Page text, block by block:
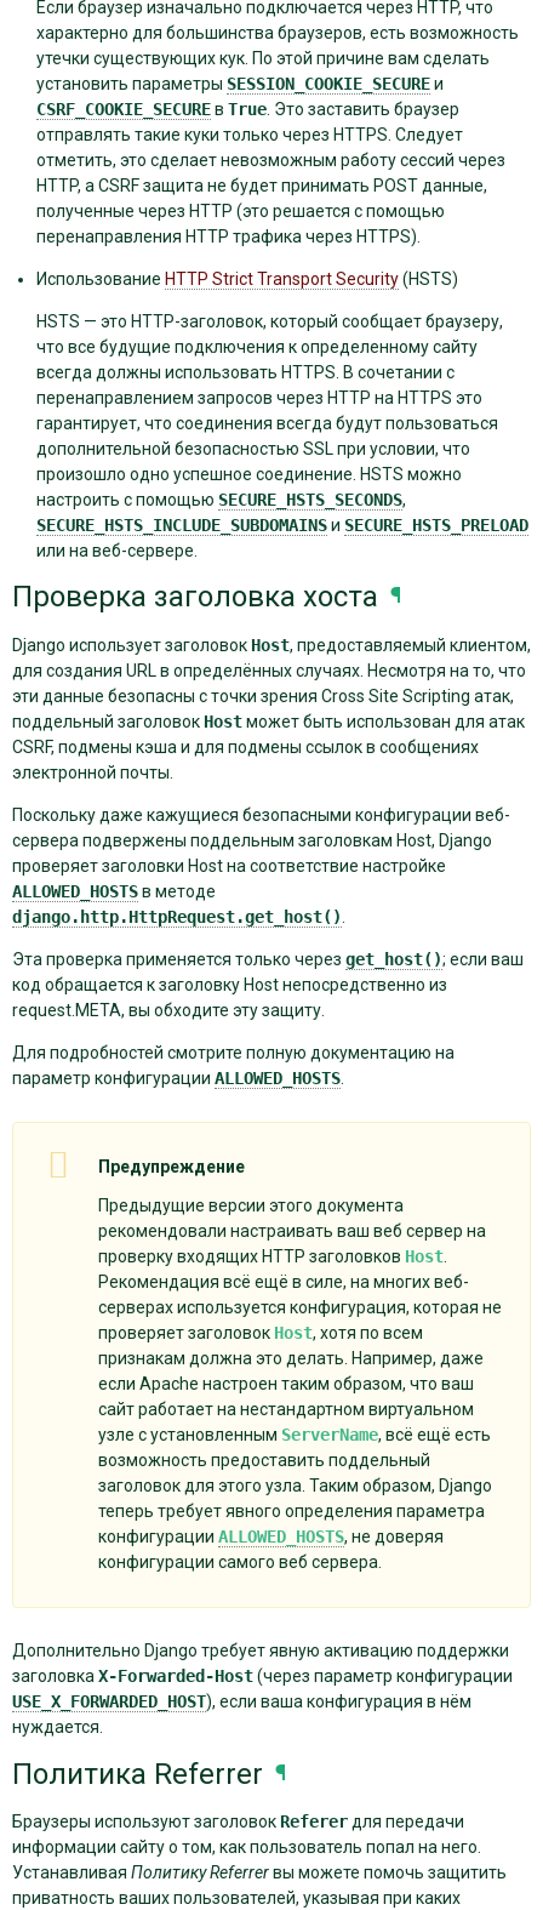
Если браузер изначально подключается через HTTP, что
характерно для большинства браузеров, есть возможность
утечки существующих кук. По этой причине вам сделать
установить параметры SESSION_COOKIE_SECUREи
CSRF_COOKIE_SECUREв True . Это заставить браузер
отправлять такие куки только через HTTPS. Следует
отметить, это сделает невозможным работу сессий через
HTTP, а CSRF защита не будет принимать POST данные,
полученные через HTTP (это решается с помощью
перенаправления HTTP трафика через HTTPS).
Использование HTTP Strict Transport Security(HSTS)
HSTS — это HTTP-заголовок, который сообщает браузеру,
что все будущие подключения к определенному сайту
всегда должны использовать HTTPS. В сочетании с
перенаправлением запросов через HTTP на HTTPS это
гарантирует, что соединения всегда будут пользоваться
дополнительной безопасностью SSL при условии, что
произошло одно успешное соединение. HSTS можно
настроить с помощью SECURE_HSTS_SECONDS,
SECURE_HSTS_INCLUDE_SUBDOMAINSи SECURE_HSTS_PRELOAD
или на веб-сервере.
Проверка заголовка хоста ¶
Django использует заголовок Host, предоставляемый клиентом,
для создания URL в определённых случаях. Несмотря на то, что
эти данные безопасны с точки зрения Cross Site Scripting атак,
поддельный заголовок Hostможет быть использован для атак
CSRF, подмены кэша и для подмены ссылок в сообщениях
электронной почты.
Поскольку даже кажущиеся безопасными конфигурации веб-
сервера подвержены поддельным заголовкам Host, Django
проверяет заголовки Host на соответствие настройке
ALLOWED_HOSTSв методе
django.http.HttpRequest.get_host()
Эта проверка применяется только через get_host(); если ваш
код обращается к заголовку Host непосредственно из
request.META, вы обходите эту защиту.
Для подробностей смотрите полную документацию на
параметр конфигурации ALLOWED_HOSTS
Предупреждение
Предыдущие версии этого документа
рекомендовали настраивать ваш веб сервер на
проверку входящих HTTP заголовков Host.
Рекомендация всё ещё в силе, на многих веб-
серверах используется конфигурация, которая не
проверяет заголовок Host, хотя по всем
признакам должна это делать. Например, даже
если Apache настроен таким образом, что ваш
сайт работает на нестандартном виртуальном
узле с установленным ServerName, всё ещё есть
возможность предоставить поддельный
заголовок для этого узла. Таким образом, Django
теперь требует явного определения параметра
конфигурации ALLOWED_HOSTS, не доверяя
конфигурации самого веб сервера.
Дополнительно Django требует явную активацию поддержки
заголовкаX-Forwarded-Host(через параметр конфигурации
USE_X_FORWARDED_HOST), если ваша конфигурация в нём
нуждается.
Политика Referrer ¶
Браузеры используют заголовок Referer для передачи
информации сайту о том, как пользователь попал на него.
Устанавливая Политику Referrerвы можете помочь защитить
приватность ваших пользователей, указывая при каких